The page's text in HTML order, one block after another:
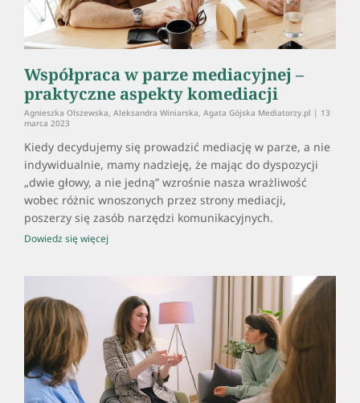
Współpraca w parze mediacyjnej –
praktyczne aspekty komediacji
Agnieszka Olszewska, Aleksandra Winiarska, Agata Gójska Mediatorzy.pl
13
marca 2023
Kiedy decydujemy się prowadzić mediację w parze, a nie
indywidualnie, mamy nadzieję, że mając do dyspozycji
„dwie głowy, a nie jedną” wzrośnie nasza wrażliwość
wobec różnic wnoszonych przez strony mediacji,
poszerzy się zasób narzędzi komunikacyjnych.
Dowiedz się więcej